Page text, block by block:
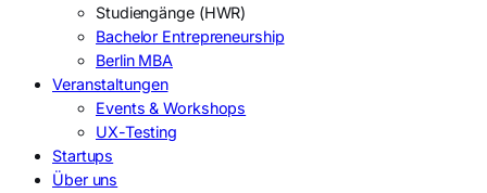
Studiengänge (HWR)
Bachelor Entrepreneurship
Berlin MBA
Veranstaltungen
Events & Workshops
UX-Testing
Startups
Über uns